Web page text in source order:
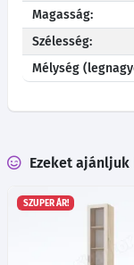
Magasság:
Szélesség:
Mélység
Ezeket ajánljuk
SZUPER ÁR!